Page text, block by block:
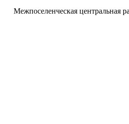
Межпоселенческая центральная